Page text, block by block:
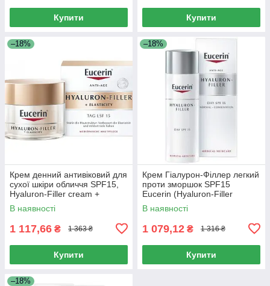
Купити Купити
–18%
Крем денний антивіковий для
сухої шкіри обличчя SPF15,
Hyaluron-Filler cream +
Elastisity day anti-aging cream
for dry skin,
В наявності
1 117,66 ₴ 1 363 ₴
Купити
–18%
Крем Гіалурон-Філлер легкий
проти зморшок SPF15
Eucerin (Hyaluron-Filler
Сream Light Anti-Wrinkle) 50
мл
В наявності
1 079,12 ₴ 1 316 ₴
Купити
–18%